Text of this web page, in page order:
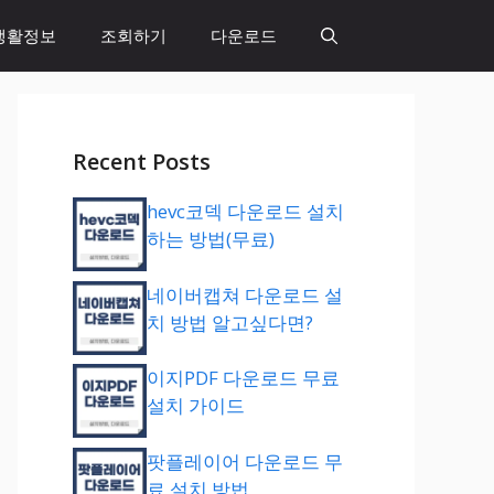
활정보 조회하기 다운로드
Recent Posts
hevc코덱 다운로드 설치
하는 방법(무료)
네이버캡쳐 다운로드 설
치 방법 알고싶다면?
이지PDF 다운로드 무료
설치 가이드
팟플레이어 다운로드 무
료 설치 방법